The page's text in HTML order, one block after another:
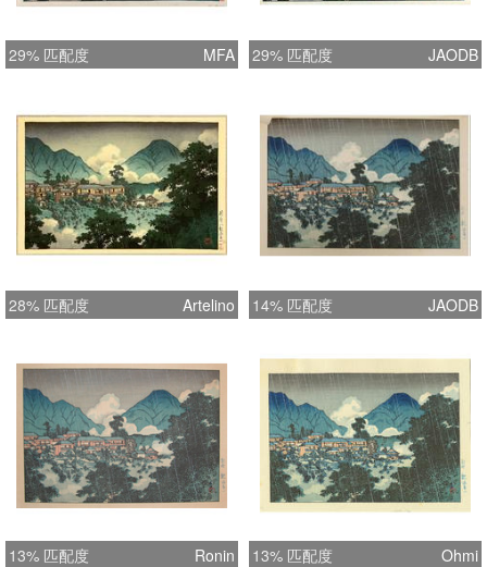
29% 匹配度 MFA 29% 匹配度 JAODB
28% 匹配度 Artelino 14% 匹配度 JAODB
13% 匹配度 Ronin 13% 匹配度 Ohmi